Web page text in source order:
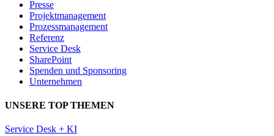
Presse
Projektmanagement
Prozessmanagement
Referenz
Service Desk
SharePoint
Spenden und Sponsoring
Unternehmen
UNSERE TOP THEMEN
Service Desk + KI